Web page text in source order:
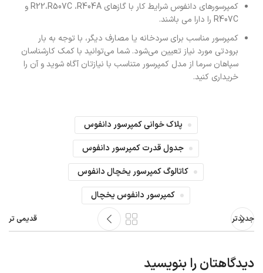
کمپرسورهای دانفوس شرایط کار با گازهای R22،R507C ،R404A و
R407C را دارا می باشند.
کمپرسور مناسب برای سردخانه یا مصارف دیگر، با توجه به بار
برودتی مورد نیاز تعیین می‌شود. شما می‌توانید با کمک کارشناسان
سپاهان سرما از مدل کمپرسور متناسب با نیازتان آگاه شوید و آن را
خریداری کنید.
پلاک خوانی کمپرسور دانفوس
جدول قدرت کمپرسور دانفوس
کاتالوگ کمپرسور یخچال دانفوس
کمپرسور دانفوس یخچال
جدیدتر قدیمی تر
دیدگاهتان را بنویسید